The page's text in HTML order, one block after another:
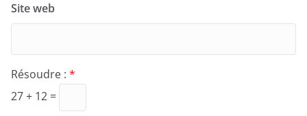
Site web
Résoudre : *
27 + 12 =